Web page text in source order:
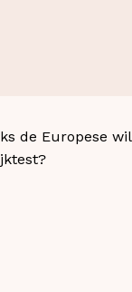
de Europese